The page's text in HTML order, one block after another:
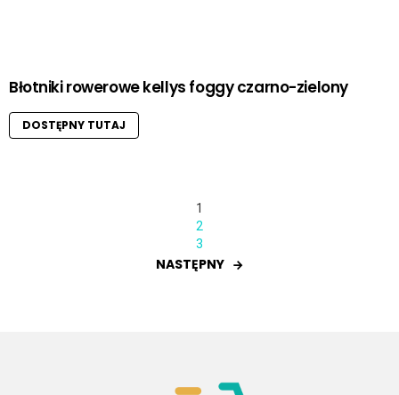
Błotniki rowerowe kellys foggy czarno-zielony
DOSTĘPNY TUTAJ
1
2
3
NASTĘPNY